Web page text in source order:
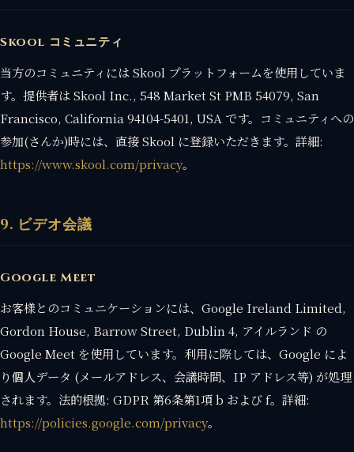
Skool コミュニティ
当方のコミュニティには Skool プラットフォームを使用していま
す。提供者は Skool Inc., 548 Market St PMB 54079, San
Francisco, California 94104-5401, USA です。コミュニティへの
参加(さんか)時には、直接 Skool に登録いただきます。詳細:
https://www.skool.com/privacy。
9. ビデオ会議
Google Meet
お客様とのコミュニケーションには、Google Ireland Limited,
Gordon House, Barrow Street, Dublin 4, アイルランド の
Google Meet を使用しています。利用に際しては、Google によ
り個人データ (メールアドレス、会議時間、IP アドレス等) が処理
されます。法的根拠: GDPR 第6条第1項 b および f。詳細:
https://policies.google.com/privacy。